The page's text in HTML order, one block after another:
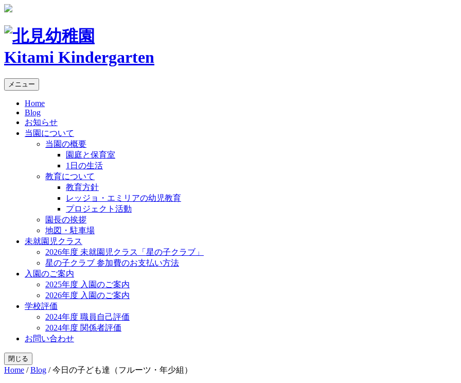
Kitami Kindergarten
メニュー
Home
Blog
お知らせ
当園について
当園の概要
園庭と保育室
1日の生活
教育について
教育方針
レッジョ・エミリアの幼児教育
プロジェクト活動
園長の挨拶
地図・駐車場
未就園児クラス
2026年度 未就園児クラス「星の子クラブ」
星の子クラブ 参加費のお支払い方法
入園のご案内
2025年度 入園のご案内
2026年度 入園のご案内
学校評価
2024年度 職員自己評価
2024年度 関係者評価
お問い合わせ
閉じる
Home /Blog /今日の子ども達（フルーツ・年少組）